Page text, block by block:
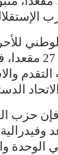
في
الدستوري
حزب
3 مقاعد